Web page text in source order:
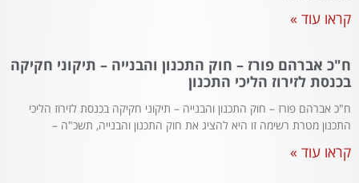
קראו עוד »
ח"כ אברהם פורז – חוק התכנון והבנייה – תיקוני חקיקה
בכנסת לזירוז הליכי התכנון
ח"כ אברהם פורז – חוק התכנון והבנייה – תיקוני חקיקה בכנסת לזירוז הליכי
התכנון מטרת רשימה זו היא להציג את חוק התכנון והבנייה, תשכ"ה –
קראו עוד »